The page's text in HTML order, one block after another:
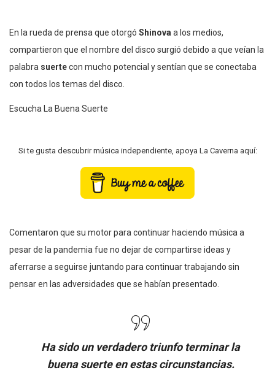
En la rueda de prensa que otorgó Shinova a los medios,
compartieron que el nombre del disco surgió debido a que veían la
palabra suertecon mucho potencial y sentían que se conectaba
con todos los temas del disco.
Escucha La Buena Suerte
Si te gusta descubrir música independiente, apoya La Caverna aquí:
Comentaron que su motor para continuar haciendo música a
pesar de la pandemia fue no dejar de compartirse ideas y
aferrarse a seguirse juntando para continuar trabajando sin
pensar en las adversidades que se habían presentado.
Ha sido un verdadero triunfo terminar la
buena suerte en estas circunstancias.